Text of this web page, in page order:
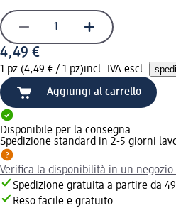
4,49 €
1 pz (4,49 € / 1 pz)incl. IVA escl.
Aggiungi al carrello
Disponibile per la consegna
Spedizione standard in 2-5 giorni
Verifica la disponibilità in un negozio
Spedizione gratuita a partire da
Reso facile e gratuito